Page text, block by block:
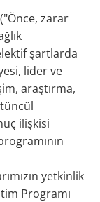
zarar
şartlarda
lider ve
araştırma,
ilişkisi
yetkinlik
Programı